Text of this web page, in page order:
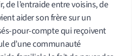
de l’entraide entre voisins, de
aider son frère sur un
pour-compte qui reçoivent
d’une communauté